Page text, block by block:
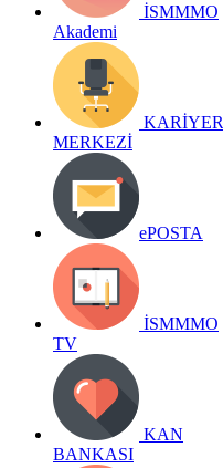
İSMMMO
Akademi
KARİYER
MERKEZİ
ePOSTA
İSMMMO
TV
KAN
BANKASI